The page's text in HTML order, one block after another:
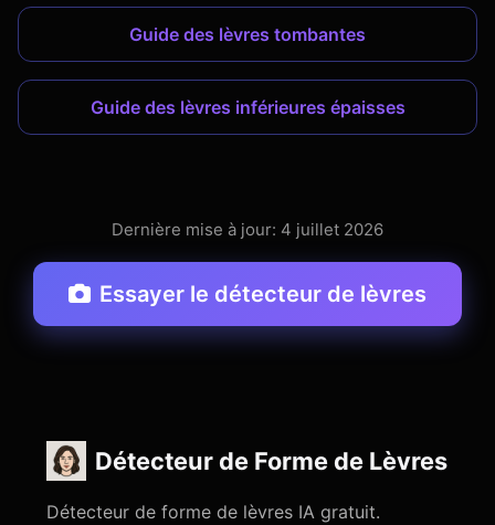
Guide des lèvres tombantes
Guide des lèvres inférieures épaisses
Dernière mise à jour: 4 juillet 2026
Essayer le détecteur de lèvres
Détecteur de Forme de Lèvres
Détecteur de forme de lèvres IA gratuit.